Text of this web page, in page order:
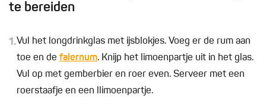
te bereiden
1.Vul het longdrinkglas met ijsblokjes. Voeg er de rum aan
toe en de falernum. Knijp het limoenpartje uit in het glas.
Vul op met gemberbier en roer even. Serveer met een
roerstaafje en een llimoenpartje.